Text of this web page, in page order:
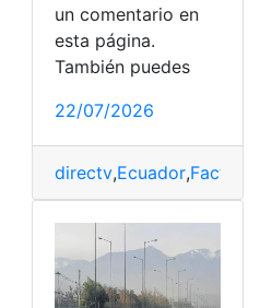
Facturas
un comentario en
esta página.
También puedes
22/07/2026
directv,Ecuador,Facturas